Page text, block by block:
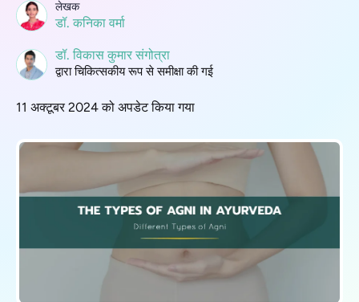
लेखक
डॉ. कनिका वर्मा
डॉ. विकास कुमार संगोत्रा
​​द्वारा चिकित्सकीय रूप से समीक्षा की गई
11 अक्टूबर 2024 को अपडेट किया गया